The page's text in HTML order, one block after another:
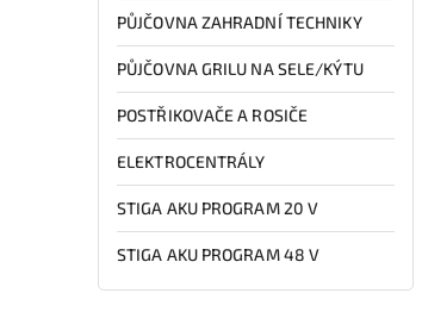
PŮJČOVNA ZAHRADNÍ TECHNIKY
PŮJČOVNA GRILU NA SELE/KÝTU
POSTŘIKOVAČE A ROSIČE
ELEKTROCENTRÁLY
STIGA AKU PROGRAM 20 V
STIGA AKU PROGRAM 48 V